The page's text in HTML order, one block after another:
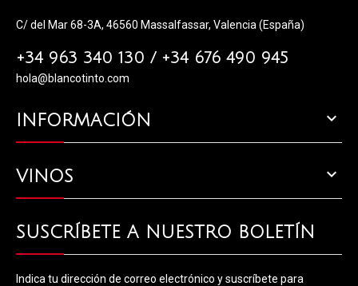
C/ del Mar 68-3A, 46560 Massalfassar, Valencia (España)
+34 963 340 130 / +34 676 490 945
hola@blancotinto.com
INFORMACIÓN 
VINOS 
SUSCRÍBETE A NUESTRO BOLETÍN
Indica tu dirección de correo electrónico y suscríbete para